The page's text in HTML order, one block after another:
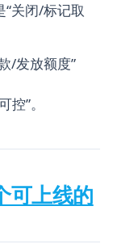
关闭/标记取
/发放额度”
”。
可上线的